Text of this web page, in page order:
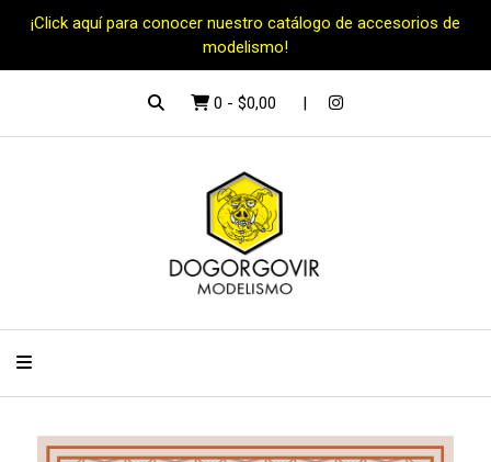
¡Click aquí para conocer nuestro catálogo de accesorios de
modelismo!
0 - $0,00